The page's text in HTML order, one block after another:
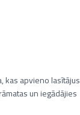
kas apvieno lasītājus
un iegādājies